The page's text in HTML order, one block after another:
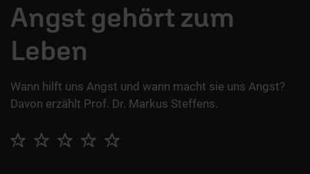
Angst gehört zum
Leben
Wann hilft uns Angst und wann macht sie uns Angst?
Davon erzählt Prof. Dr. Markus Steffens.